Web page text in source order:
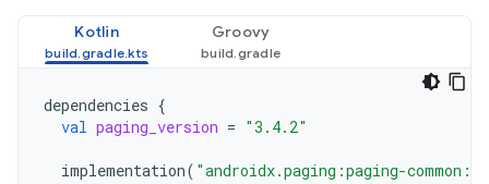
Kotlin Groovy
dependencies {
val paging_version = "3.4.2"
implementation( "androidx.paging:paging-common: